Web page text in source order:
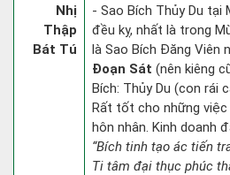
Nhị
Thập
Bát Tú
- Sao Bích Thủy Du tại
đều kỵ, nhất là trong
là Sao Bích Đăng Viên
Đoạn Sát (nên kiêng
Bích: Thủy Du (con rái
Rất tốt cho những việc
hôn nhân. Kinh doanh
“Bích tinh tạo ác tiến
Ti tâm đại thục phúc